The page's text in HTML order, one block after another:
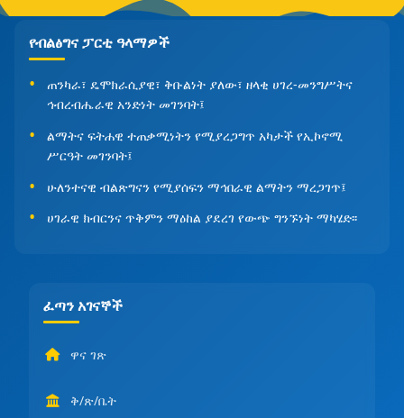
የብልፅግና ፓርቲ ዓላማዎች
ጠንካራ፣ ዴሞክራሲያዊ፣ ቅቡልነት ያለው፣ ዘላቂ ሀገረ-መንግሥትና
ኅብረብሔራዊ አንድነት መገንባት፤
ልማትና ፍትሐዊ ተጠቃሚነትን የሚያረጋግጥ አካታች የኢኮኖሚ
ሥርዓት መገንባት፤
ሁለንተናዊ ብልጽግናን የሚያሰፍን ማኅበራዊ ልማትን ማረጋገጥ፤
ሀገራዊ ክብርንና ጥቅምን ማዕከል ያደረገ የውጭ ግንኙነት ማካሄድ፡፡
ፈጣን አገናኞች
ዋና ገጽ
ቅ/ጽ/ቤት